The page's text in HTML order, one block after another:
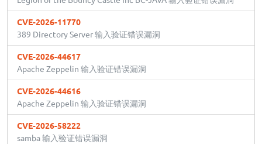
CVE-2026-11770
389 Directory Server 输入验证错误漏洞
CVE-2026-44617
Apache Zeppelin 输入验证错误漏洞
CVE-2026-44616
Apache Zeppelin 输入验证错误漏洞
CVE-2026-58222
samba 输入验证错误漏洞